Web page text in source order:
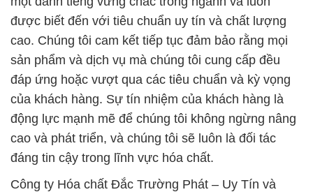
được biết đến với tiêu chuẩn uy tín và chất lượng
cao. Chúng tôi cam kết tiếp tục đảm bảo rằng mọi
sản phẩm và dịch vụ mà chúng tôi cung cấp đều
đáp ứng hoặc vượt qua các tiêu chuẩn và kỳ vọng
của khách hàng. Sự tín nhiệm của khách hàng là
động lực mạnh mẽ để chúng tôi không ngừng nâng
cao và phát triển, và chúng tôi sẽ luôn là đối tác
đáng tin cậy trong lĩnh vực hóa chất.
Công ty Hóa chất Đắc Trường Phát – Uy Tín và